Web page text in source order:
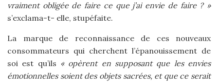
vraiment obligée de faire ce que j’ai envie de faire ? »
s’exclama-t- elle, stupéfaite.
La marque de reconnaissance de ces nouveaux
consommateurs qui cherchent l’épanouissement de
soi est qu’ils « opèrent en supposant que les envies
émotionnelles soient des objets sacrées, et que ce serait